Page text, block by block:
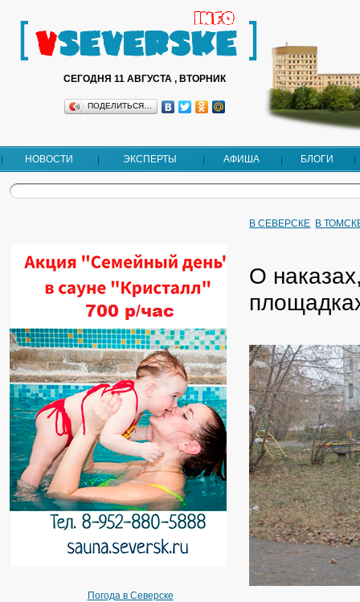
СЕГОДНЯ 11 АВГУСТА , ВТОРНИК
ПОДЕЛИТЬСЯ…
НОВОСТИ ЭКСПЕРТЫ АФИША БЛОГИ
Погода в Северске
В СЕВЕРСКЕ В
О